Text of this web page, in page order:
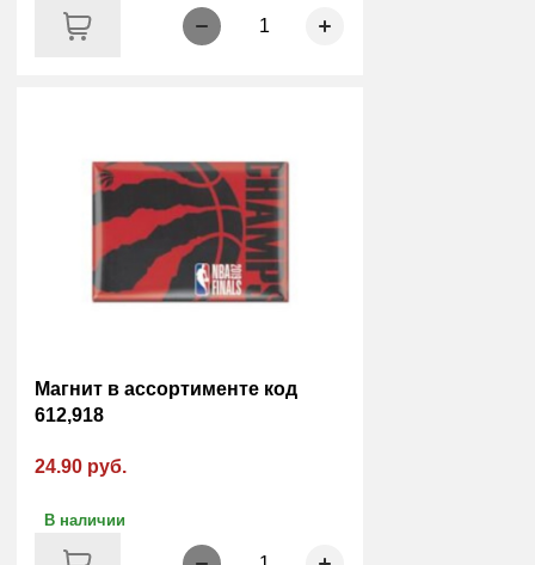
1
Магнит в ассортименте код
612,918
24.90 руб.
В наличии